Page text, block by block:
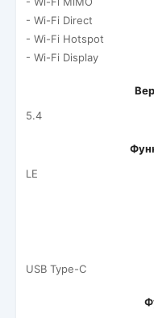
- Wi-Fi Direct
- Wi-Fi Hotspot
- Wi-Fi Display
5.4
LE
USB Type-C